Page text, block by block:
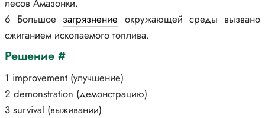
лесов Амазонки.
6 Большое загрязнение окружающей среды вызвано
сжиганием ископаемого топлива.
Решение #
1 improvement (улучшение)
2 demonstration (демонстрацию)
3 survival (выживании)